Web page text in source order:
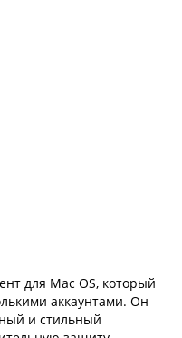
для Mac OS, который
аккаунтами. Он
и стильный